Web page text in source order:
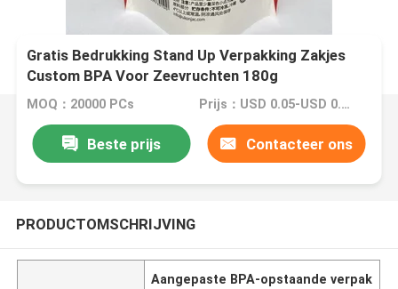
Gratis Bedrukking Stand Up Verpakking Zakjes
Custom BPA Voor Zeevruchten 180g
MOQ：20000 PCs Prijs：USD 0.05-USD 0.15
Beste prijs Contacteer ons
PRODUCTOMSCHRIJVING
Aangepaste BPA-opstaande verpak